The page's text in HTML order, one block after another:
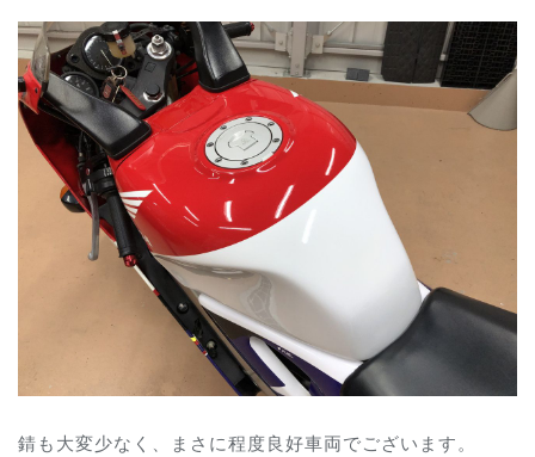
錆も大変少なく、まさに程度良好車両でございます。